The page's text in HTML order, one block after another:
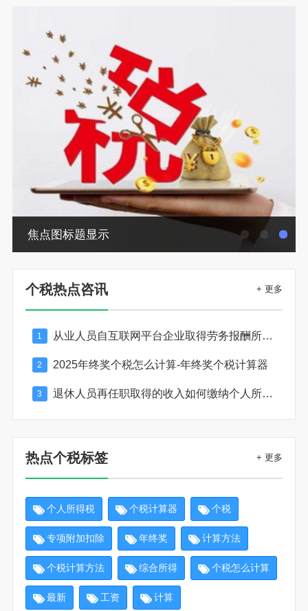
焦点图标题显示
个税热点咨讯 + 更多
1 从业人员自互联网平台企业取得劳务报酬所得的个人所得税预扣预缴计算方法
2 2025年终奖个税怎么计算-年终奖个税计算器
3 退休人员再任职取得的收入如何缴纳个人所得税
热点个税标签 + 更多
个人所得税 个税计算器 个税
专项附加扣除 年终奖 计算方法
个税计算方法 综合所得 个税怎么计算
最新 工资 计算